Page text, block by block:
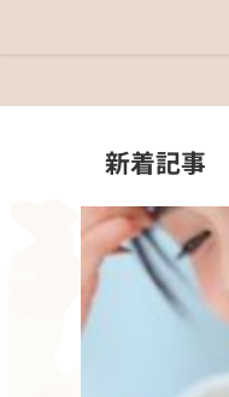
新着記事